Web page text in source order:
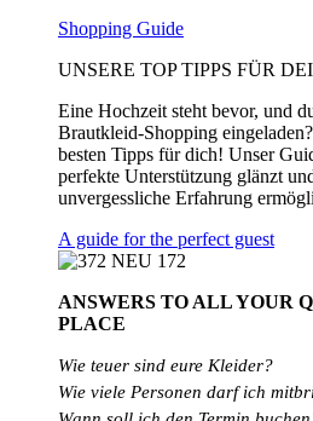
Shopping Guide
UNSERE TOP TIPPS FÜR
Eine Hochzeit steht bevor, und
Brautkleid-Shopping
besten Tipps für dich! Unser
perfekte Unterstützung glänzt
unvergessliche Erfahrung
A guide for the perfect guest
ANSWERS TO ALLYOUR
PLACE
Wie teuer sind eure Kleider?
Wie viele Personen darf ich